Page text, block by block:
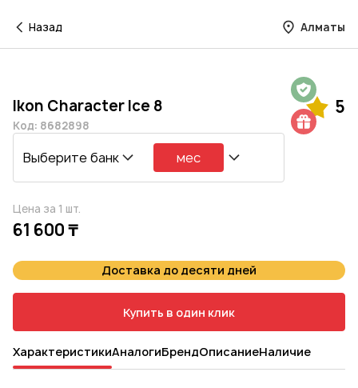
Назад Алматы
Ikon Character Ice 8 5
Код: 8682898
Выберите банк мес
Цена за 1 шт.
61 600 ₸
Доставка до десяти дней
Купить в один клик
ХарактеристикиАналогиБрендОписаниеНаличие